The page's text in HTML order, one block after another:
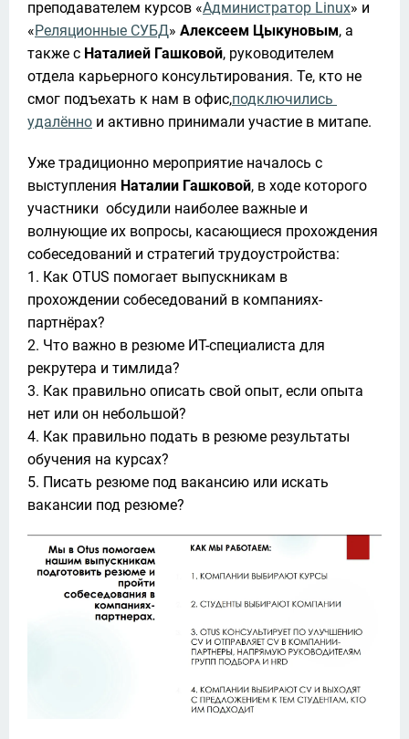
преподавателем курсов «Администратор Linux» и
«Реляционные СУБД» Алексеем Цыкуновым, а
также с Наталией Гашковой, руководителем
отдела карьерного консультирования. Те, кто не
смог подъехать к нам в офис,подключились
удалённо и активно принимали участие в митапе.
Уже традиционно мероприятие началось с
выступления Наталии Гашковой, в ходе которого
участники  обсудили наиболее важные и
волнующие их вопросы, касающиеся прохождения
собеседований и стратегий трудоустройства:
1. Как OTUS помогает выпускникам в
прохождении собеседований в компаниях-
партнёрах?
2. Что важно в резюме ИТ-специалиста для
рекрутера и тимлида?
3. Как правильно описать свой опыт, если опыта
нет или он небольшой?
4. Как правильно подать в резюме результаты
обучения на курсах?
5. Писать резюме под вакансию или искать
вакансии под резюме?